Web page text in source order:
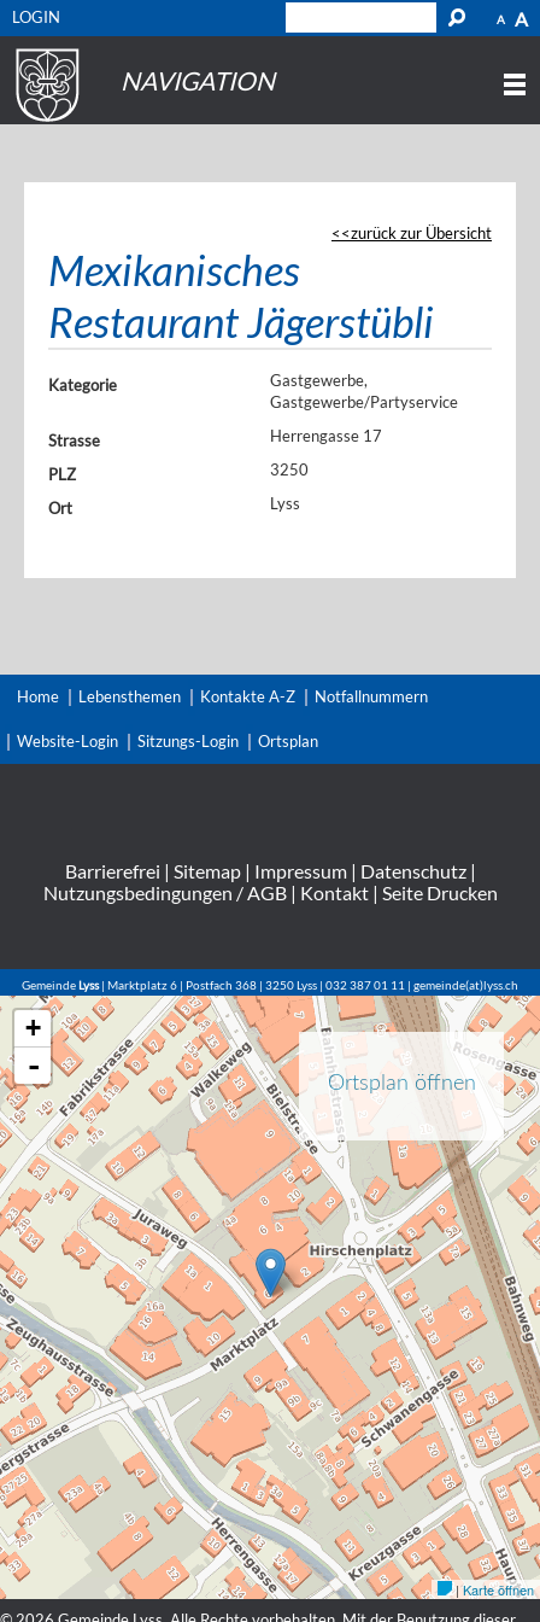
A A
LOGIN
NAVIGATION
zurück zur Übersicht
Mexikanisches
Restaurant Jägerstübli
Kategorie
Gastgewerbe,
Gastgewerbe/Partyservice
Strasse
Herrengasse 17
PLZ
3250
Ort
Lyss
Home Lebensthemen Kontakte A-Z Notfallnummern
Website-Login Sitzungs-Login Ortsplan
Barrierefrei | Sitemap| Impressum| Datenschutz|
Nutzungsbedingungen / AGB| Kontakt| Seite Drucken
GemeindeLyss| Marktplatz 6 | Postfach 368 | 3250 Lyss | 032 387 01 11 | gemeinde(at)lyss.ch